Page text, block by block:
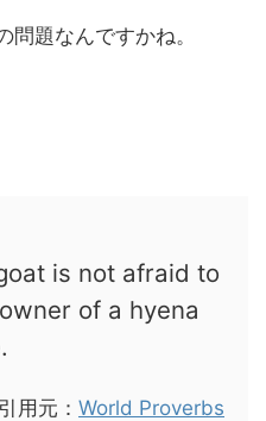
題なんですかね。
is not afraid to
of a hyena
引用元： World Proverbs